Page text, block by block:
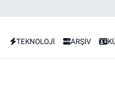
TEKNOLOJİ ARŞİV